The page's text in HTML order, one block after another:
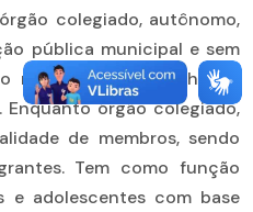
colegiado, autônomo,
pública municipal e sem
regido pelo Conselho da
órgão colegiado,
de membros, sendo
Tem como função
e adolescentes com base